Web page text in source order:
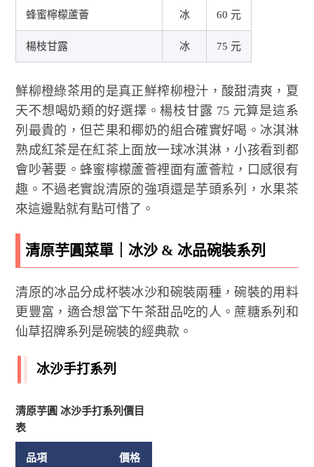
蜂蜜檸檬蘆薈 冰 60 元
楊枝甘露 冰 75 元
鮮柳橙綠茶用的是真正鮮榨柳橙汁，酸甜清爽，夏
天不想喝奶類的好選擇。楊枝甘露 75 元算是這系
列最貴的，但芒果和椰奶的組合確實好喝。冰淇淋
熟成紅茶是在紅茶上面放一球冰淇淋，小孩看到都
會吵著要。蜂蜜檸檬蘆薈裡面有蘆薈粒，口感很有
趣。不過老實說清原的強項還是芋頭系列，水果茶
來這邊點就有點可惜了。
清原芋圓菜單｜冰沙 & 冰品碗裝系列
清原的冰品分成杯裝冰沙和碗裝兩種，碗裝的用料
更豐富，適合想當下午茶甜品吃的人。蔗糖系列和
仙草招牌系列是碗裝的經典款。
冰沙手打系列
清原芋圓 冰沙手打系列價目
表
品項 價格